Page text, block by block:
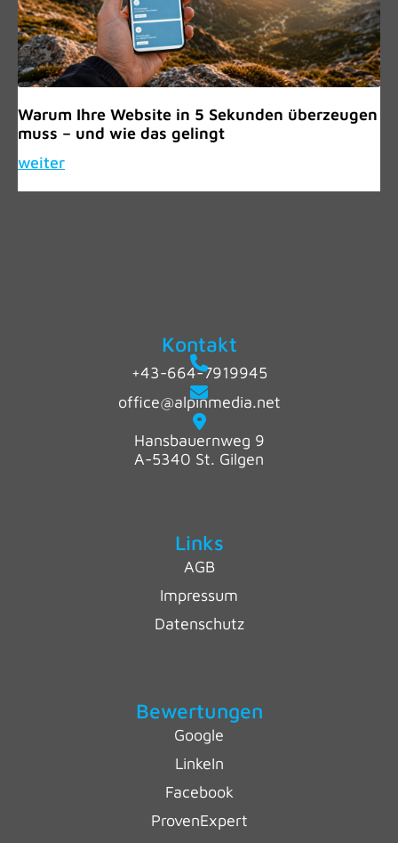
Warum Ihre Website in 5 Sekunden überzeugen
muss – und wie das gelingt
weiter
Kontakt
+43-664-7919945
office@alpinmedia.net
Hansbauernweg 9
A-5340 St. Gilgen
Links
AGB
Impressum
Datenschutz
Bewertungen
Google
LinkeIn
Facebook
ProvenExpert